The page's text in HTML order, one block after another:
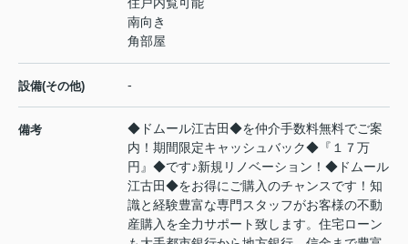
南向き
角部屋
設備(その他) -
備考
◆ドムール江古田◆を仲介手数料無料でご案
内！期間限定キャッシュバック◆『１７万
円』◆です♪新規リノベーション！◆ドムール
江古田◆をお得にご購入のチャンスです！知
識と経験豊富な専門スタッフがお客様の不動
産購入を全力サポート致します。住宅ローン